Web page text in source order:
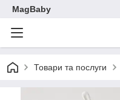
MagBaby
Товари та послуги